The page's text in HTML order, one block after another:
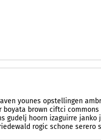
younes opstellingen
boyata brown ciftci commons
gudelj hoorn izaguirre janko
rogic schone serero